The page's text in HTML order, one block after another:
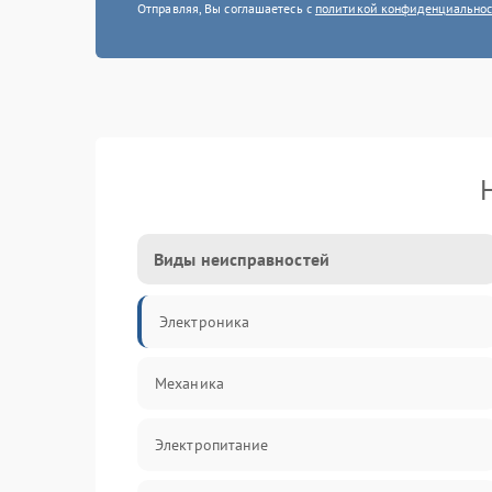
Отправляя, Вы соглашаетесь с политикой
Виды неисправностей
Электроника
Механика
Электропитание